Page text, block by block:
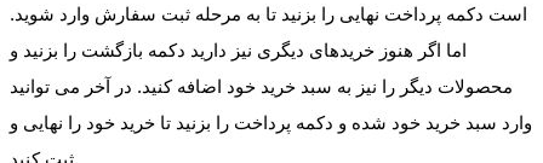
است دکمه پرداخت نهایی را بزنید تا به مرحله ثبت سفارش وارد شوید.
اما اگر هنوز خریدهای دیگری نیز دارید دکمه بازگشت را بزنید و
محصولات دیگر را نیز به سبد خرید خود اضافه کنید. در آخر می توانید
وارد سبد خرید خود شده و دکمه پرداخت را بزنید تا خرید خود را نهایی و